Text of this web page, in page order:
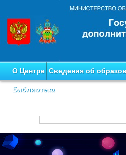
О Центре Сведения об
Библиотека